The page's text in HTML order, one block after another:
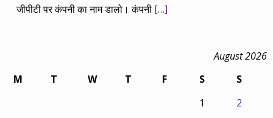
जीपीटी पर कंपनी का नाम डालो। कंपनी […]
August 2026
M
T W T F S
S
1
2